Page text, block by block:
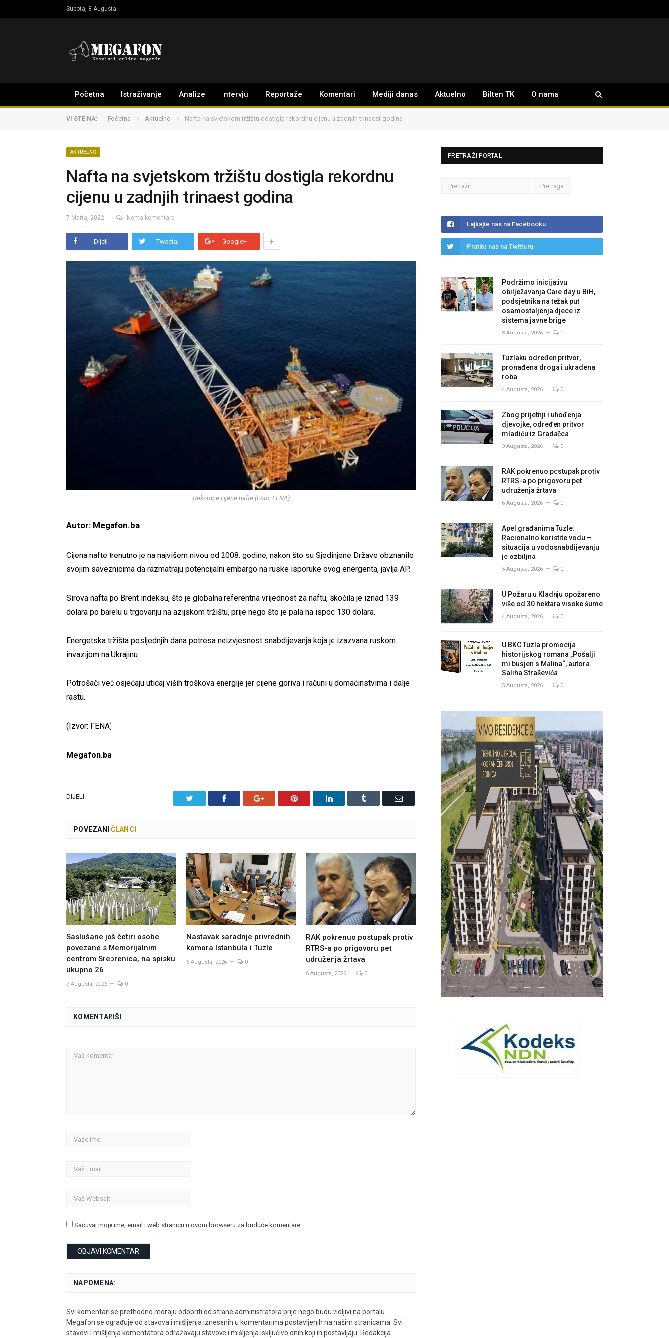
Subota, 8 Augusta
Početna Istraživanje Analize Intervju Reportaže Komentari Mediji danas Aktuelno Bilten TK O nama
VI STE NA: Početna » Aktuelno » Nafta na svjetskom tržištu dostigla rekordnu cijenu u zadnjih trinaest godina
AKTUELNO
Nafta na svjetskom tržištu dostigla rekordnu
cijenu u zadnjih trinaest godina
7 Marta, 2022 Nema komentara
Dijeli Tweetaj Google+ +
Rekordne cijene nafte (Foto: FENA)
Autor: Megafon.ba
Cijena nafte trenutno je na najvišem nivou od 2008. godine, nakon što su Sjedinjene Države obznanile
svojim saveznicima da razmatraju potencijalni embargo na ruske isporuke ovog energenta, javlja AP.
Sirova nafta po Brent indeksu, što je globalna referentna vrijednost za naftu, skočila je iznad 139
dolara po barelu u trgovanju na azijskom tržištu, prije nego što je pala na ispod 130 dolara.
Energetska tržišta posljednjih dana potresa neizvjesnost snabdijevanja koja je izazvana ruskom
invazijom na Ukrajinu.
Potrošači već osjećaju uticaj viših troškova energije jer cijene goriva i računi u domaćinstvima i dalje
rastu.
(Izvor: FENA)
Megafon.ba
DIJELI. Facebook Google+ Pinterest LinkedIn Tumblr Email
POVEZANI ČLANCI
Saslušane još četiri osobe
povezane s Memorijalnim
centrom Srebrenica, na spisku
ukupno 26
7 Augusta, 2026 0
Nastavak saradnje privrednih
komora Istanbula i Tuzle
6 Augusta, 2026 0
RAK pokrenuo postupak protiv
RTRS-a po prigovoru pet
udruženja žrtava
6 Augusta, 2026 0
KOMENTARIŠI
Sačuvaj moje ime, email i web stranicu u ovom browseru za buduće komentare.
NAPOMENA:
Svi komentari se prethodno moraju odobriti od strane administratora prije nego budu vidljivi na portalu.
Megafon se ograđuje od stavova i mišljenja iznesenih u komentarima postavljenih na našim stranicama. Svi
stavovi i mišljenja komentatora odražavaju stavove i mišljenja isključivo onih koji ih postavljaju. Redakcija
PRETRAŽI PORTAL
Lajkajte nas na Facebooku
Pratite nas na Twitteru
Podržimo inicijativu
obilježavanja Care day u BiH,
podsjetnika na težak put
osamostaljenja djece iz
sistema javne brige
3 Augusta, 2026 0
Tuzlaku određen pritvor,
pronađena droga i ukradena
roba
4 Augusta, 2026 0
Zbog prijetnji i uhođenja
djevojke, određen pritvor
mladiću iz Gradačca
3 Augusta, 2026 0
RAK pokrenuo postupak protiv
RTRS-a po prigovoru pet
udruženja žrtava
6 Augusta, 2026 0
Apel građanima Tuzle:
Racionalno koristite vodu –
situacija u vodosnabdijevanju
je ozbiljna
5 Augusta, 2026 0
U Požaru u Kladnju opožareno
više od 30 hektara visoke šume
4 Augusta, 2026 0
U BKC Tuzla promocija
historijskog romana „Pošalji
mi busjen s Malina“, autora
Saliha Straševića
5 Augusta, 2026 0